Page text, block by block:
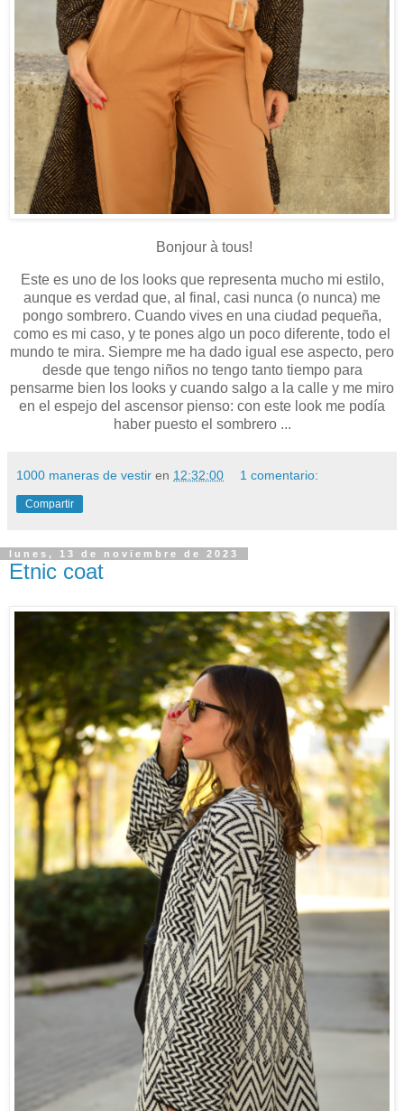
Bonjour à tous!
Este es uno de los looks que representa mucho mi estilo,
aunque es verdad que, al final, casi nunca (o nunca) me
pongo sombrero. Cuando vives en una ciudad pequeña,
como es mi caso, y te pones algo un poco diferente, todo el
mundo te mira. Siempre me ha dado igual ese aspecto, pero
desde que tengo niños no tengo tanto tiempo para
pensarme bien los looks y cuando salgo a la calle y me miro
en el espejo del ascensor pienso: con este look me podía
haber puesto el sombrero ...
1000 maneras de vestir en 12:32:00 1 comentario:
Compartir
lunes, 13 de noviembre de 2023
Etnic coat